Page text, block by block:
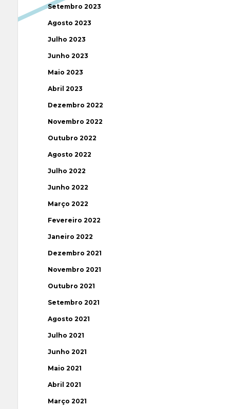
Setembro 2023
Agosto 2023
Julho 2023
Junho 2023
Maio 2023
Abril 2023
Dezembro 2022
Novembro 2022
Outubro 2022
Agosto 2022
Julho 2022
Junho 2022
Março 2022
Fevereiro 2022
Janeiro 2022
Dezembro 2021
Novembro 2021
Outubro 2021
Setembro 2021
Agosto 2021
Julho 2021
Junho 2021
Maio 2021
Abril 2021
Março 2021